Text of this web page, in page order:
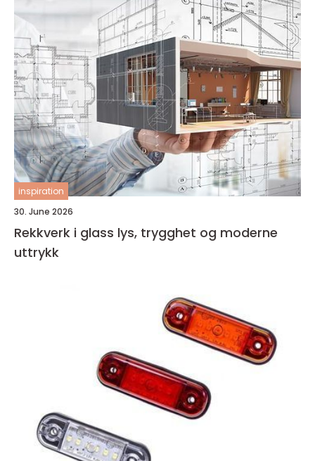
inspiration
30. June 2026
Rekkverk i glass lys, trygghet og moderne
uttrykk